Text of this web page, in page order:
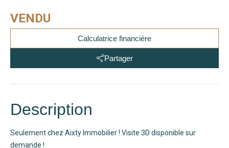
VENDU
Calculatrice financière
Partager
Description
Seulement chez Aixty Immobilier ! Visite 3D disponible sur
demande !